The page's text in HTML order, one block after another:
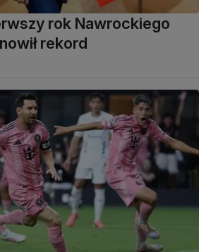
rok Nawrockiego
rekord